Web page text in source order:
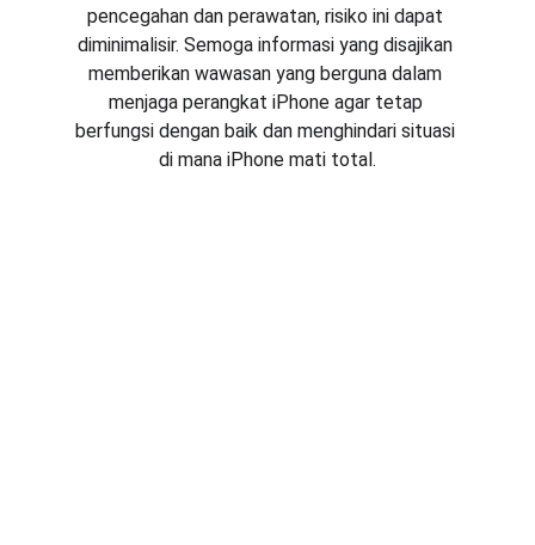
pencegahan dan perawatan, risiko ini dapat
diminimalisir. Semoga informasi yang disajikan
memberikan wawasan yang berguna dalam
menjaga perangkat iPhone agar tetap
berfungsi dengan baik dan menghindari situasi
di mana iPhone mati total.